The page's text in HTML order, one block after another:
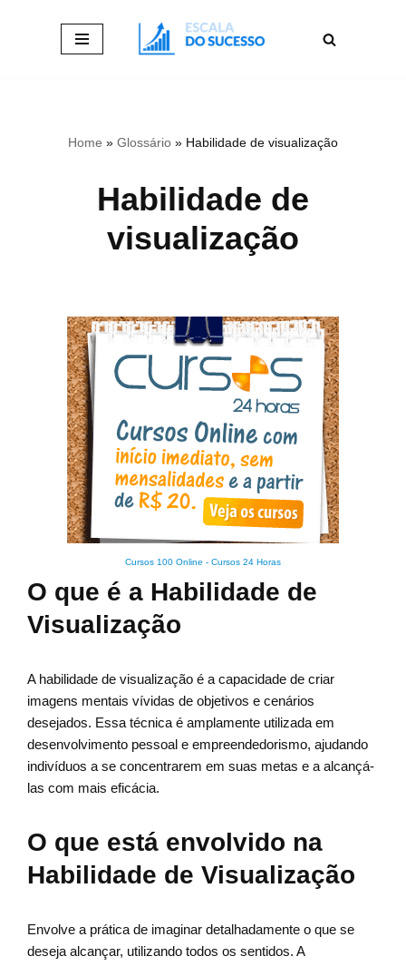
Home » Glossário » Habilidade de visualização
Habilidade de
visualização
Cursos 100 Online - Cursos 24 Horas
O que é a Habilidade de
Visualização
A habilidade de visualização é a capacidade de criar
imagens mentais vívidas de objetivos e cenários
desejados. Essa técnica é amplamente utilizada em
desenvolvimento pessoal e empreendedorismo, ajudando
indivíduos a se concentrarem em suas metas e a alcançá-
las com mais eficácia.
O que está envolvido na
Habilidade de Visualização
Envolve a prática de imaginar detalhadamente o que se
deseja alcançar, utilizando todos os sentidos. A